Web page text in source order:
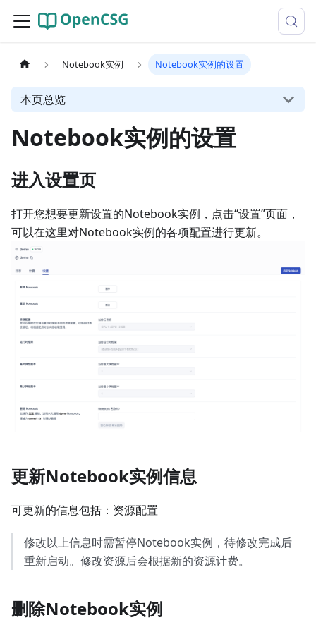
Notebook实例 Notebook实例的设置
本页总览
Notebook实例的设置
进入设置页
打开您想要更新设置的Notebook实例，点击“设置”页面，
可以在这里对Notebook实例的各项配置进行更新。
更新Notebook实例信息
可更新的信息包括：资源配置
修改以上信息时需暂停Notebook实例，待修改完成后
重新启动。修改资源后会根据新的资源计费。
删除Notebook实例